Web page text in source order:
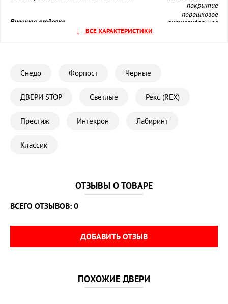
покрытие
Внешняя отделка
порошковое
антивандальное
Замок основной Цилиндровый
Кол-во контуров уплотнения
Размер дверного блока
Толщина внутренней панели
ВСЕ ХАРАКТЕРИСТИКИ
Снедо Форпост Черные
ДВЕРИ STOP Светлые Рекс (REX)
Престиж Интекрон Лабиринт
Классик
ОТЗЫВЫ О ТОВАРЕ
ВСЕГО ОТЗЫВОВ: 0
ДОБАВИТЬ ОТЗЫВ
ПОХОЖИЕ ДВЕРИ